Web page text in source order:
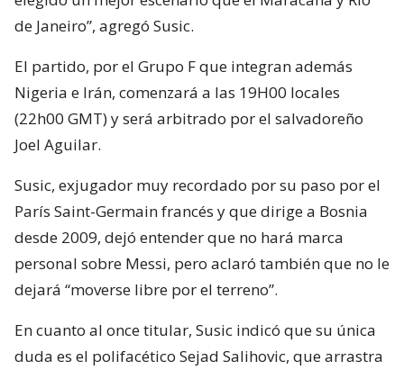
de Janeiro”, agregó Susic.
El partido, por el Grupo F que integran además
Nigeria e Irán, comenzará a las 19H00 locales
(22h00 GMT) y será arbitrado por el salvadoreño
Joel Aguilar.
Susic, exjugador muy recordado por su paso por el
París Saint-Germain francés y que dirige a Bosnia
desde 2009, dejó entender que no hará marca
personal sobre Messi, pero aclaró también que no le
dejará “moverse libre por el terreno”.
En cuanto al once titular, Susic indicó que su única
duda es el polifacético Sejad Salihovic, que arrastra